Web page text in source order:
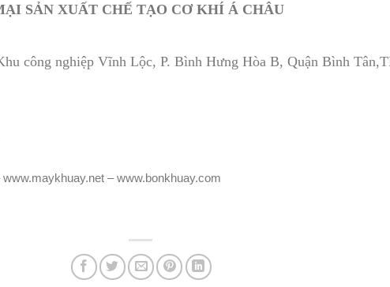
SẢN XUẤT CHẾ TẠO CƠ KHÍ Á CHÂU
công nghiệp Vĩnh Lộc, P. Bình Hưng Hòa B, Quận Bình
– www.bonkhuay.com